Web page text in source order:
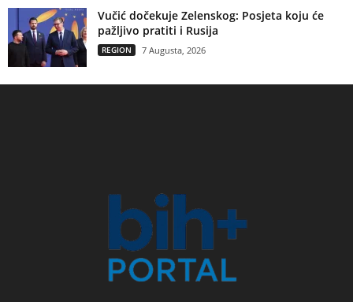
Vučić dočekuje Zelenskog: Posjeta koju će
pažljivo pratiti i Rusija
REGION 7 Augusta, 2026